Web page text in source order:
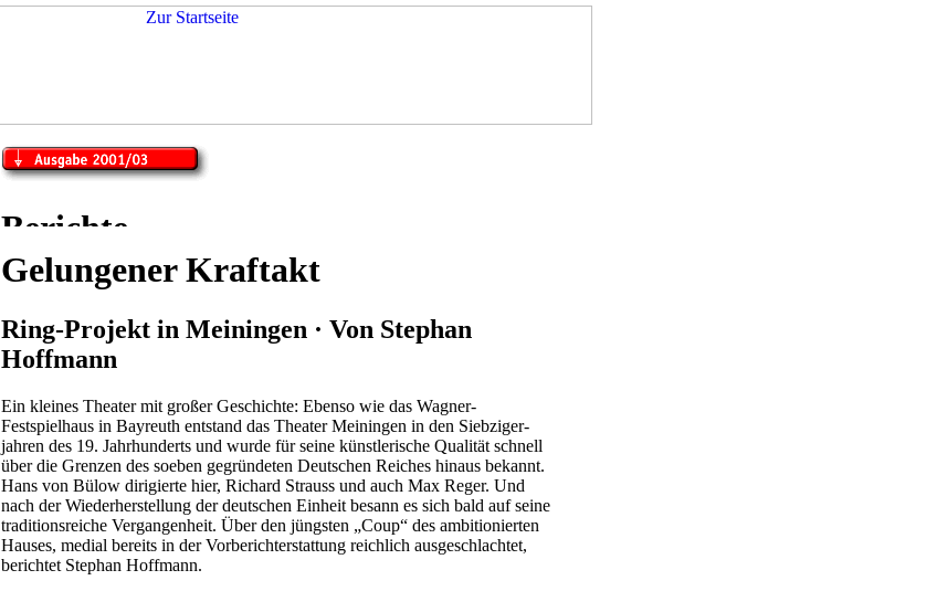
Gelungener Kraftakt
Ring-Projekt in Meiningen · Von Stephan
Hoffmann
Ein kleines Theater mit großer Geschichte: Ebenso wie das Wagner-
Festspielhaus in Bayreuth entstand das Theater Meiningen in den Siebziger-
jahren des 19. Jahrhunderts und wurde für seine künstlerische Qualität schnell
über die Grenzen des soeben gegründeten Deutschen Reiches hinaus bekannt.
Hans von Bülow dirigierte hier, Richard Strauss und auch Max Reger. Und
nach der Wiederherstellung der deutschen Einheit besann es sich bald auf seine
traditionsreiche Vergangenheit. Über den jüngsten „Coup“ des ambitionierten
Hauses, medial bereits in der Vorberichterstattung reichlich ausgeschlachtet,
berichtet Stephan Hoffmann.